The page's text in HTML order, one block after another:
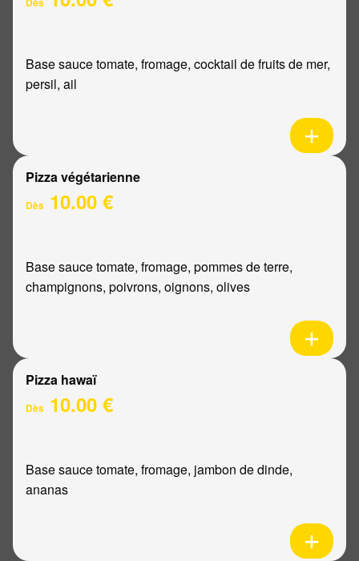
Base sauce tomate, fromage, cocktail de fruits de mer,
persil, ail
Pizza végétarienne
Dès 10.00 €
Base sauce tomate, fromage, pommes de terre,
champignons, poivrons, oignons, olives
Pizza hawaï
Dès 10.00 €
Base sauce tomate, fromage, jambon de dinde,
ananas